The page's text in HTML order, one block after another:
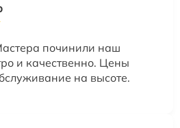
починили наш
и качественно. Цены
на высоте.